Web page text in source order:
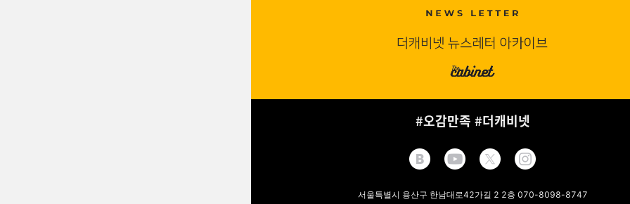
#오감만족 #더캐비넷
서울특별시 용산구 한남대로42가길 2 2층 070-8098-8747